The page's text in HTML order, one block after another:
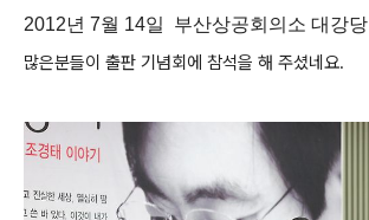
2012년 7월 14일 부산상공회의소 대강당
많은분들이 출판 기념회에 참석을 해 주셨네요.